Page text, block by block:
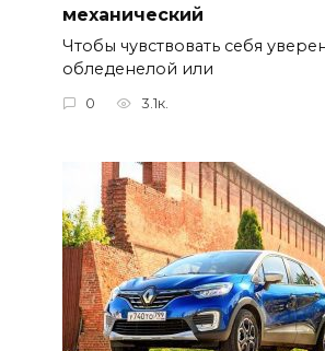
механический
Чтобы чувствовать себя
обледенелой или
0 3.1к.